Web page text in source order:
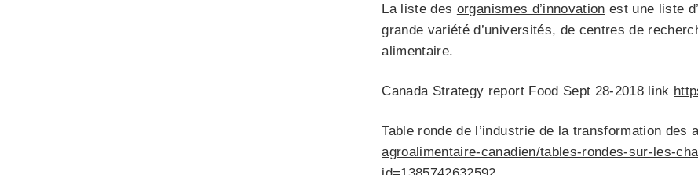
La liste des organismes d’innovation est une liste
grande variété d’universités, de centres de
alimentaire.
Canada Strategy report Food Sept 28-2018 link
Table ronde de l’industrie de la transformation des
agroalimentaire-canadien/tables-rondes-sur-les-